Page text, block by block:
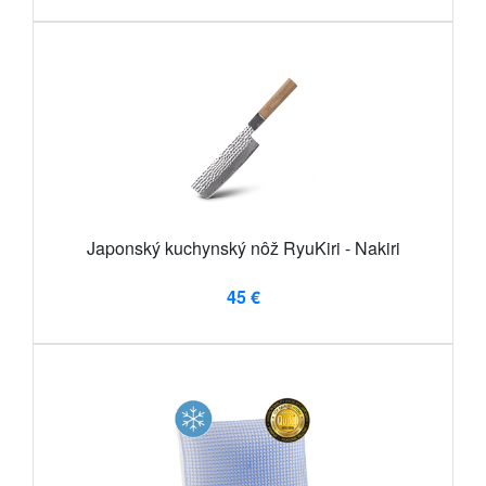
Japonský kuchynský nôž RyuKiri - Nakiri
45 €